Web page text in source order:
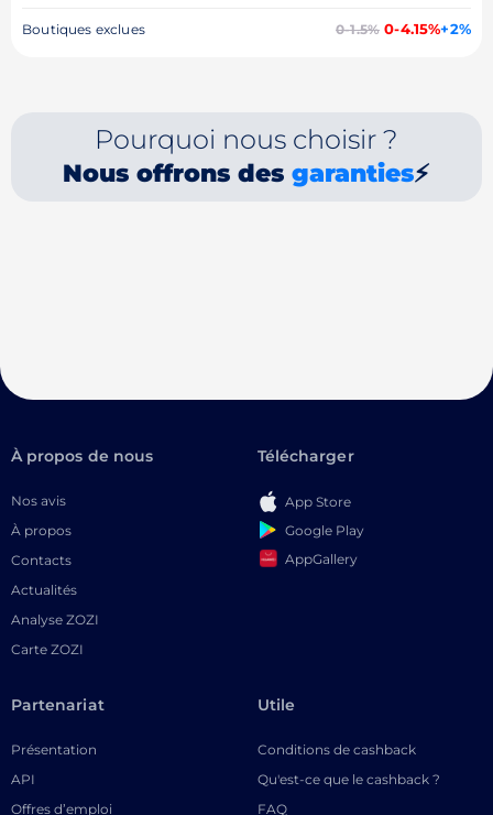
Boutiques exclues 0-1.5% 0-4.15%+2%
Pourquoi nous choisir ?
Nous offrons desgaranties⚡
À propos de nous
Nos avis
À propos
Contacts
Actualités
Analyse ZOZI
Carte ZOZI
Télécharger
App Store
Google Play
AppGallery
Partenariat
Présentation
API
Offres d’emploi
Utile
Conditions de cashback
Qu'est-ce que le cashback ?
FAQ